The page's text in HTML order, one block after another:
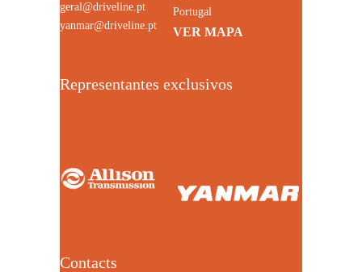
geral@driveline.pt
yanmar@driveline.pt
Portugal
VER MAPA
Representantes exclusivos
Contacts